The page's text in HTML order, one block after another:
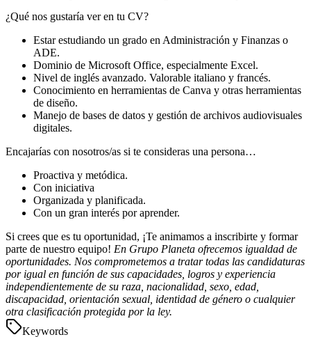
¿Qué nos gustaría ver en tu CV?
Estar estudiando un grado en Administración y Finanzas o
ADE.
Dominio de Microsoft Office, especialmente Excel.
Nivel de inglés avanzado. Valorable italiano y francés.
Conocimiento en herramientas de Canva y otras herramientas
de diseño.
Manejo de bases de datos y gestión de archivos audiovisuales
digitales.
Encajarías con nosotros/as si te consideras una persona…
Proactiva y metódica.
Con iniciativa
Organizada y planificada.
Con un gran interés por aprender.
Si crees que es tu oportunidad, ¡Te animamos a inscribirte y formar
parte de nuestro equipo! En Grupo Planeta ofrecemos igualdad de
oportunidades. Nos comprometemos a tratar todas las candidaturas
por igual en función de sus capacidades, logros y experiencia
independientemente de su raza, nacionalidad, sexo, edad,
discapacidad, orientación sexual, identidad de género o cualquier
otra clasificación protegida por la ley.
Keywords